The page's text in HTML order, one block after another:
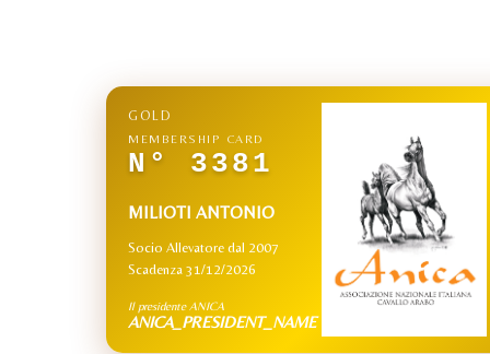
GOLD
MEMBERSHIP CARD
N° 3381
MILIOTI ANTONIO
Socio Allevatore dal 2007
Scadenza 31/12/2026
Il presidente ANICA
ANICA_PRESIDENT_NAME